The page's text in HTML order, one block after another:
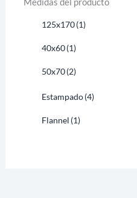
125x170(1)
40x60(1)
50x70(2)
Estampado(4)
Flannel (1)